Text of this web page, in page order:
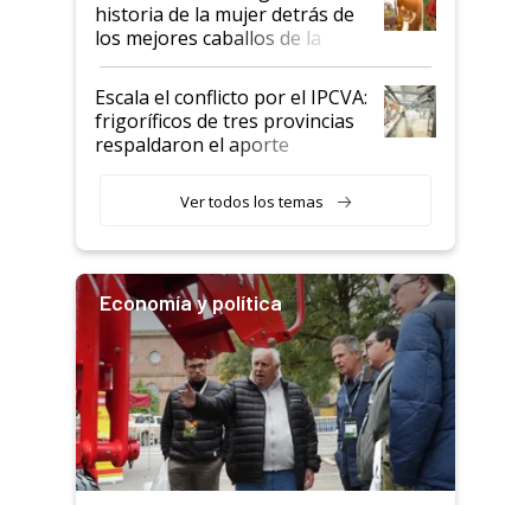
historia de la mujer detrás de
los mejores caballos de la
Argentina y los mitos que
todavía hacen sufrir a estos
animales: "Mientras me
descalificaban, yo seguí
haciendo currículum"
Escala el conflicto por el IPCVA:
frigoríficos de tres provincias
respaldaron el aporte
Ver todos los temas
Economía y política